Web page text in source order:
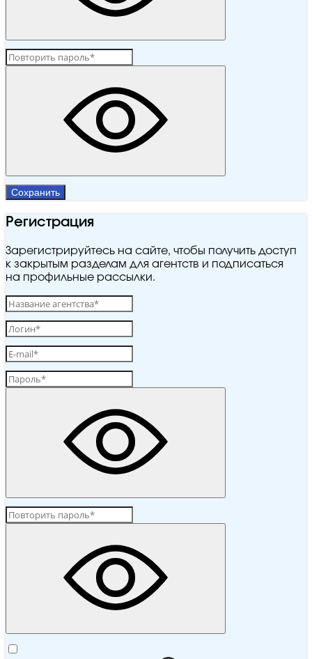
Сохранить
Регистрация
Зарегистрируйтесь на сайте, чтобы получить доступ
к закрытым разделам для агентств и подписаться
на профильные рассылки.